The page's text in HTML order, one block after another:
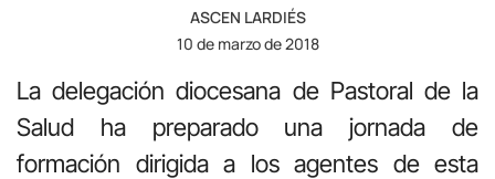
ASCEN LARDIÉS
10 de marzo de 2018
La delegación diocesana de Pastoral de la
Salud ha preparado una jornada de
formación dirigida a los agentes de esta